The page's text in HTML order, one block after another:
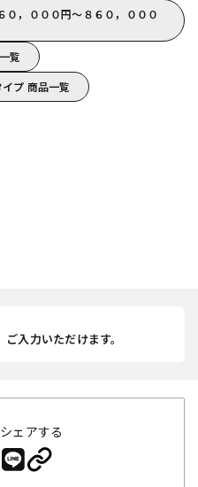
，０００円～８６０，０００
覧
プ 商品一覧
入力いただけます。
ェアする